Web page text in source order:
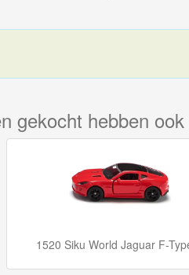
gekocht hebben
1520 Siku World Jaguar F-